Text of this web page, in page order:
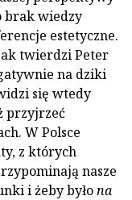
brak wiedzy
estetyczne.
twierdzi Peter
na dziki
się wtedy
przyjrzeć
W Polsce
z których
nasze
i żeby byłona